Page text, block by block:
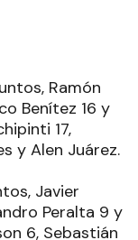
Ramón
Benítez 16 y
17,
y Alen Juárez.
Javier
Peralta 9 y
6, Sebastián